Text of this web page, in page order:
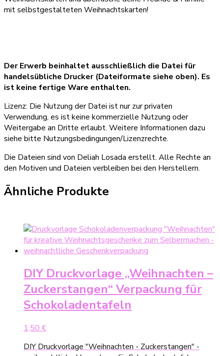
mit selbstgestalteten Weihnachtskarten!
Der Erwerb beinhaltet ausschließlich die Datei für
handelsübliche Drucker (Dateiformate siehe oben). Es
ist keine fertige Ware enthalten.
Lizenz: Die Nutzung der Datei ist nur zur privaten
Verwendung, es ist keine kommerzielle Nutzung oder
Weitergabe an Dritte erlaubt. Weitere Informationen dazu
siehe bitte Nutzungsbedingungen/Lizenzrechte.
Die Dateien sind von Deliah Losada erstellt. Alle Rechte an
den Motiven und Dateien verbleiben bei den Herstellern.
Ähnliche Produkte
DIY Druckvorlage „Weihnachten –
Zuckerstangen“ Verpackung für
Schokoladentafeln
1,50 €
DIY Druckvorlage "Weihnachten - Zuckerstangen" -